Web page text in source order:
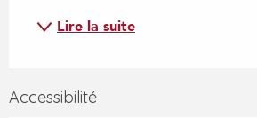
Lire la suite
Accessibilité